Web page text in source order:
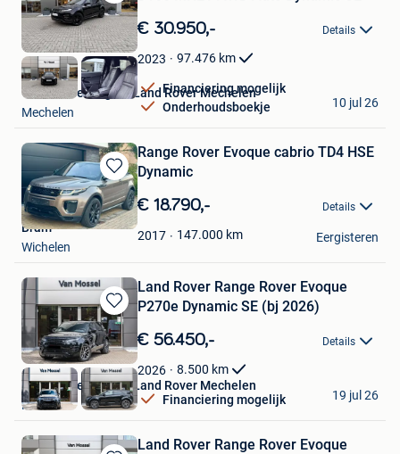
Bewaren
in
Mijn
Favorieten
€ 30.950,- Details
2023 97.476 km
Financiering mogelijk
Onderhoudsboekje
Van Mossel Jaguar Land Rover Mechelen
Mechelen
10 jul 26
Bewaren
in
Mijn
Favorieten
Range Rover Evoque cabrio TD4 HSE
Dynamic
€ 18.790,- Details
2017 147.000 km
Bram
Wichelen
Eergisteren
Bewaren
in
Mijn
Favorieten
Land Rover Range Rover Evoque
P270e Dynamic SE (bj 2026)
€ 56.450,- Details
2026 8.500 km
Financiering mogelijk
Van Mossel Jaguar Land Rover Mechelen
Mechelen
19 jul 26
Land Rover Range Rover Evoque